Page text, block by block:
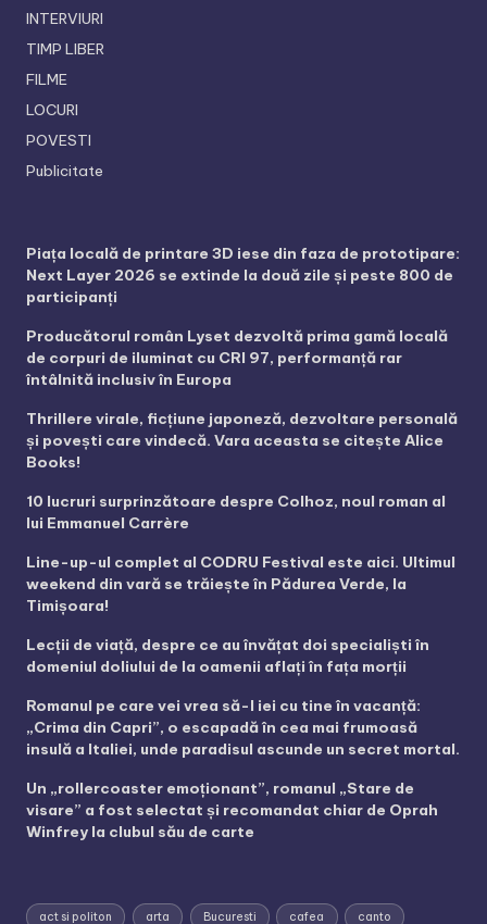
INTERVIURI
TIMP LIBER
FILME
LOCURI
POVESTI
Publicitate
Piața locală de printare 3D iese din faza de prototipare:
Next Layer 2026 se extinde la două zile și peste 800 de
participanți
Producătorul român Lyset dezvoltă prima gamă locală
de corpuri de iluminat cu CRI 97, performanță rar
întâlnită inclusiv în Europa
Thrillere virale, ficțiune japoneză, dezvoltare personală
și povești care vindecă. Vara aceasta se citește Alice
Books!
10 lucruri surprinzătoare despre Colhoz, noul roman al
lui Emmanuel Carrère
Line-up-ul complet al CODRU Festival este aici. Ultimul
weekend din vară se trăiește în Pădurea Verde, la
Timișoara!
Lecții de viață, despre ce au învățat doi specialiști în
domeniul doliului de la oamenii aflați în fața morții
Romanul pe care vei vrea să-l iei cu tine în vacanță:
„Crima din Capri”, o escapadă în cea mai frumoasă
insulă a Italiei, unde paradisul ascunde un secret mortal.
Un „rollercoaster emoționant”, romanul „Stare de
visare” a fost selectat și recomandat chiar de Oprah
Winfrey la clubul său de carte
act si politon arta Bucuresti cafea canto